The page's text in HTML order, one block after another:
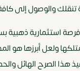
والوصول إلى
استثمارية ذهبية
ولعل أبرزها هو
هذا الصرح الهائل